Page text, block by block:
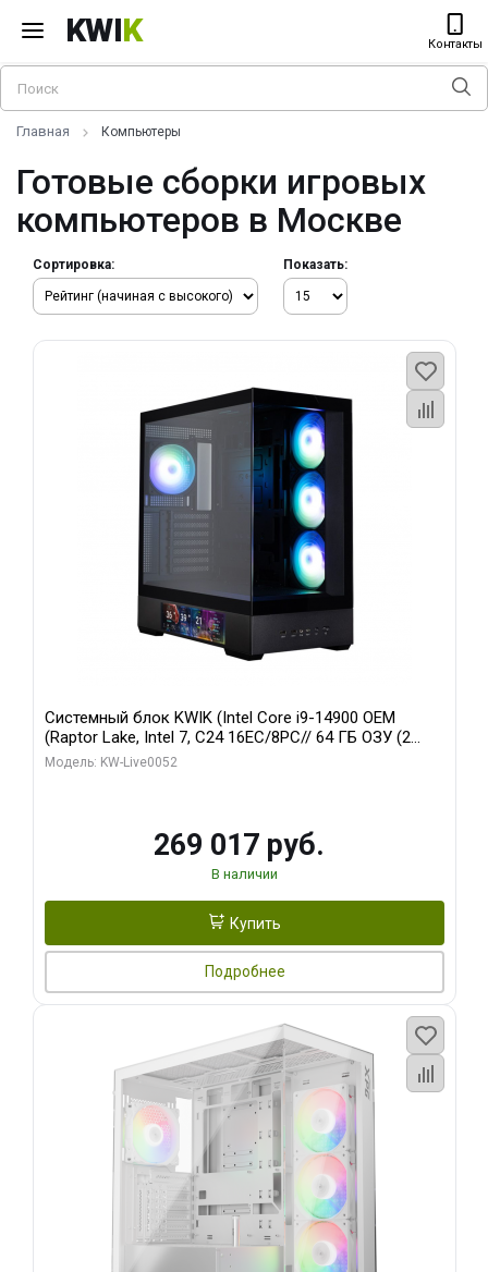
KWIK Контакты
Главная Компьютеры
Готовые сборки игровых
компьютеров в Москве
Сортировка: Показать:
Системный блок KWIK (Intel Core i9-14900 OEM
(Raptor Lake, Intel 7, C24 16EC/8PC// 64 ГБ ОЗУ (2
модуля)/ Palit RTX5080 GAMINGPRO OC 16GB GDDR7
Модель: KW-Live0052
269 017 руб.
В наличии
Купить
Подробнее